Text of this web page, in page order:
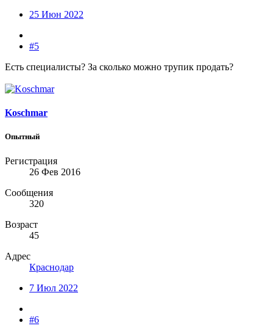
25 Июн 2022
#5
Есть специалисты? За сколько можно трупик продать?
Koschmar
Опытный
Регистрация
26 Фев 2016
Сообщения
320
Возраст
45
Адрес
Краснодар
7 Июл 2022
#6